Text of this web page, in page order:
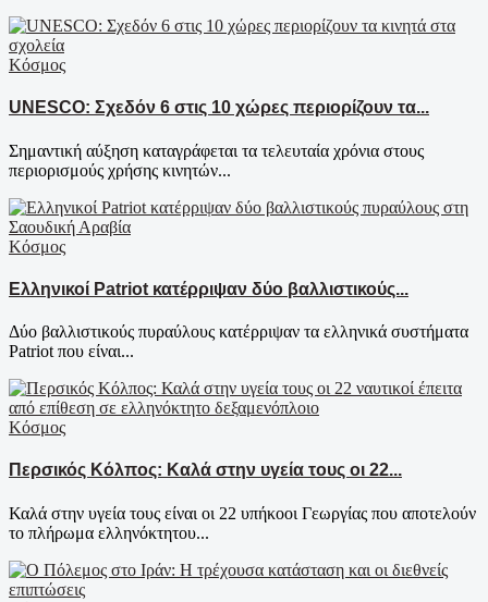
Κόσμος
UNESCO: Σχεδόν 6 στις 10 χώρες περιορίζουν τα...
Σημαντική αύξηση καταγράφεται τα τελευταία χρόνια στους
περιορισμούς χρήσης κινητών...
Κόσμος
Ελληνικοί Patriot κατέρριψαν δύο βαλλιστικούς...
Δύο βαλλιστικούς πυραύλους κατέρριψαν τα ελληνικά συστήματα
Patriot που είναι...
Κόσμος
Περσικός Κόλπος: Καλά στην υγεία τους οι 22...
Καλά στην υγεία τους είναι οι 22 υπήκοοι Γεωργίας που αποτελούν
το πλήρωμα ελληνόκτητου...